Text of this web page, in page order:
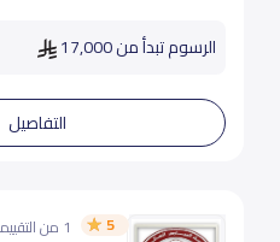
الرسوم تبدأ من 17,000
التفاصيل
5 1 من التقييمات